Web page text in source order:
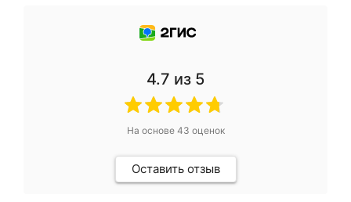
4.7 из 5
На основе 43 оценок
Оставить отзыв